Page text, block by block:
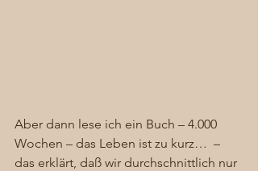
Aber dann lese ich ein Buch – 4.000
Wochen – das Leben ist zu kurz…  –
das erklärt, daß wir durchschnittlich nur